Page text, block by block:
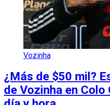
Vozinha
¿Más de $50 mil?
de Vozinha en Colo